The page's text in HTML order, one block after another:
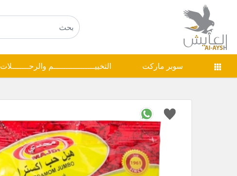
سوبر ماركت التخييـــــــــــــــــم والرحـــــــلات